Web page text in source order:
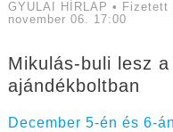
GYULAI HÍRLAP • Fizetett
november 06. 17:00
Mikulás-buli lesz
ajándékboltban
December 5-én és 6-